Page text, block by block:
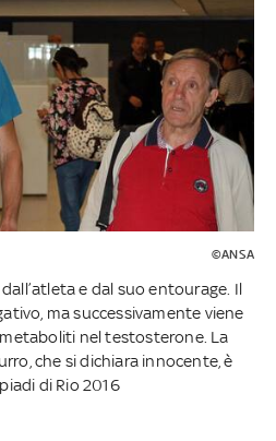
©ANSA
e dal suo entourage. Il
ma successivamente viene
nel testosterone. La
che si dichiara innocente, è
di Rio 2016